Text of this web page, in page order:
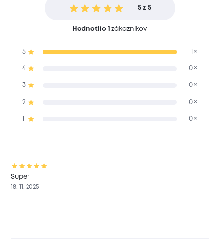
5 z 5
Hodnotilo 1 zákazníkov
5 1 ×
4 0 ×
3 0 ×
2 0 ×
0 ×
Super
18. 11. 2025